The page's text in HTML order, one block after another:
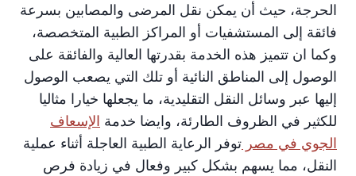
الحرجة، حيث أن يمكن نقل المرضى والمصابين بسرعة
فائقة إلى المستشفيات أو المراكز الطبية المتخصصة،
وكما ان تتميز هذه الخدمة بقدرتها العالية والفائقة على
الوصول إلى المناطق النائية أو تلك التي يصعب الوصول
إليها عبر وسائل النقل التقليدية، ما يجعلها خيارا مثاليا
للكثير في الظروف الطارئة، وايضا خدمة الإسعاف
الجوي في مصر توفر الرعاية الطبية العاجلة أثناء عملية
النقل، مما يسهم بشكل كبير وفعال في زيادة فرص